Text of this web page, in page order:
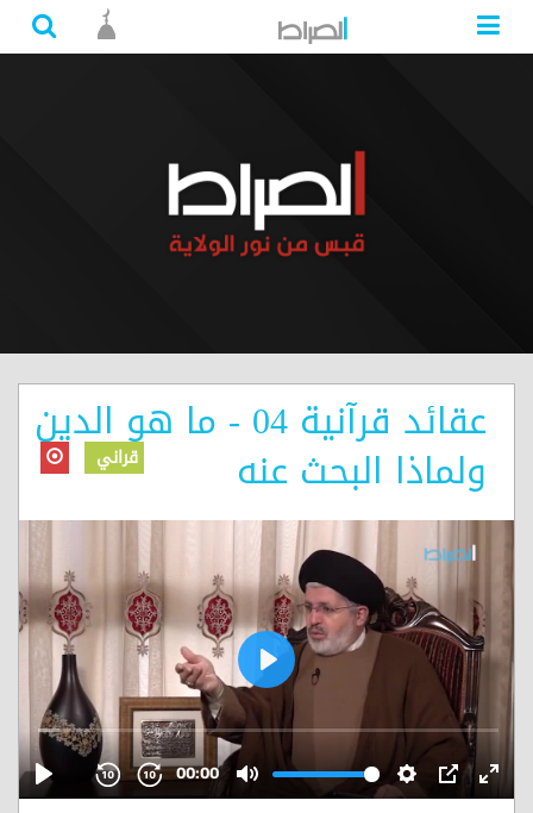
عقائد قرآنية 04 - ما هو الدين
ولماذا البحث عنه قراني